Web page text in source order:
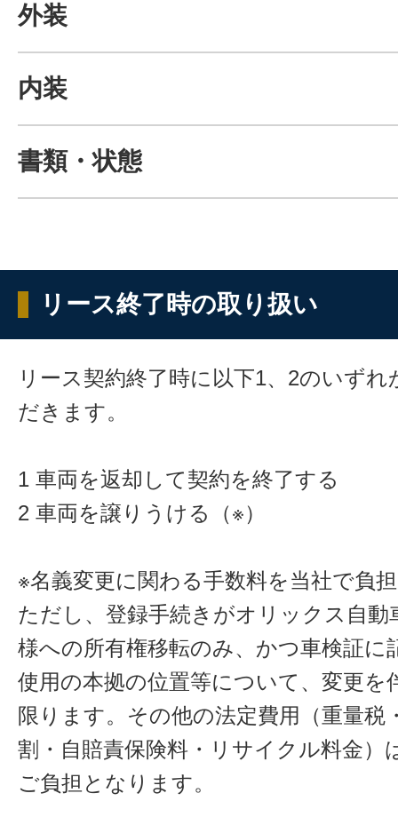
外装
内装
書類・状態
リース終了時の取り扱い
リース契約終了時に以下1、2のいず
だきます。
1 車両を返却して契約を終了する
2 車両を譲りうける（※）
※名義変更に関わる手数料を当社で負
ただし、登録手続きがオリックス自動
様への所有権移転のみ、かつ車検証に
使用の本拠の位置等について、変更を
限ります。その他の法定費用（重量税
割・自賠責保険料・リサイクル料金）
ご負担となります。